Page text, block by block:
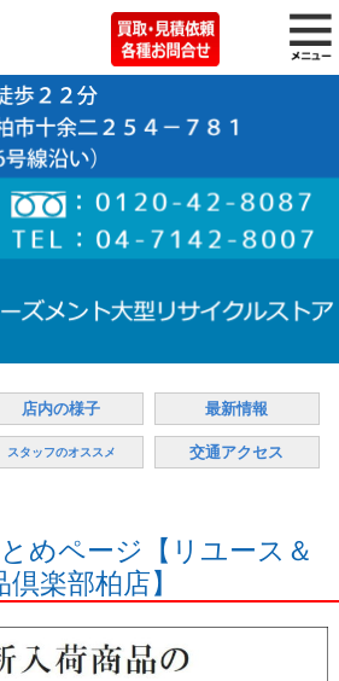
店内の様子 最新情報
スタッフのオススメ 交通アクセス
めページ【リユース＆
楽部柏店】